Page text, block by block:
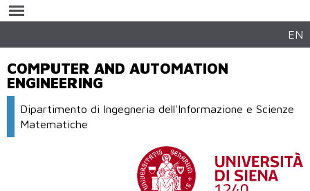
contenuto
EN
COMPUTER AND AUTOMATION
ENGINEERING
Dipartimento di Ingegneria dell'Informazione e Scienze
Matematiche